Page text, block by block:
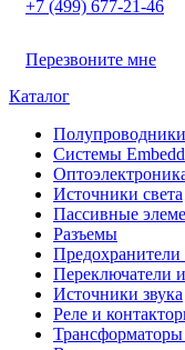
+7 (499) 677-21-46
Перезвоните мне
Каталог
Полупроводники
Системы
Источники света
Пассивные
Разъeмы
Предохранители
Переключатели
Источники звука
Реле и